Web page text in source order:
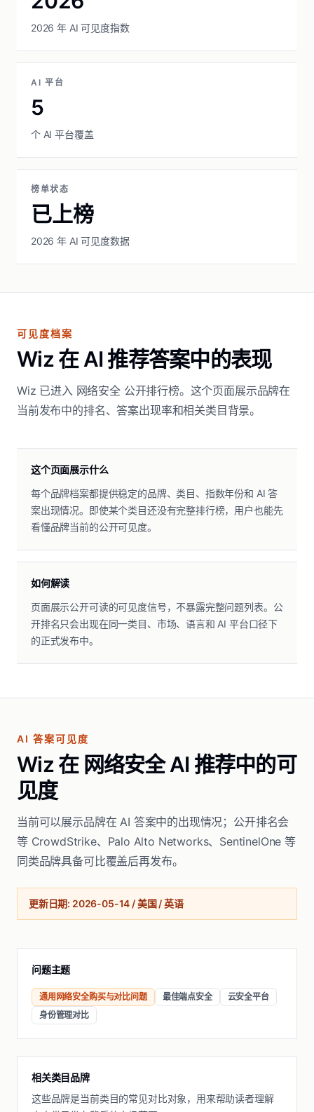
2026 年 AI 可见度指数
AI 平台
5
个 AI 平台覆盖
榜单状态
已上榜
2026 年 AI 可见度数据
可见度档案
Wiz 在 AI 推荐答案中的表现
Wiz 已进入 网络安全 公开排行榜。这个页面展示品牌在
当前发布中的排名、答案出现率和相关类目背景。
这个页面展示什么
每个品牌档案都提供稳定的品牌、类目、指数年份和 AI 答
案出现情况。即使某个类目还没有完整排行榜，用户也能先
看懂品牌当前的公开可见度。
如何解读
页面展示公开可读的可见度信号，不暴露完整问题列表。公
开排名只会出现在同一类目、市场、语言和 AI 平台口径下
的正式发布中。
AI 答案可见度
Wiz 在 网络安全 AI 推荐中的可
见度
当前可以展示品牌在 AI 答案中的出现情况；公开排名会
等 CrowdStrike、Palo Alto Networks、SentinelOne 等
同类品牌具备可比覆盖后再发布。
更新日期: 2026-05-14 /美国 / 英语
问题主题
通用网络安全购买与对比问题 最佳端点安全
云安全平台
身份管理对比
相关类目品牌
这些品牌是当前类目的常见对比对象，用来帮助读者理解